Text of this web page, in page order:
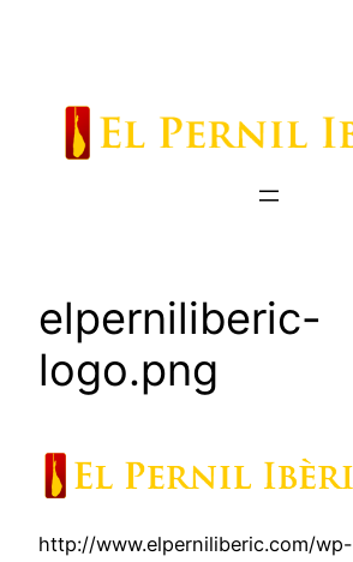
elperniliberic-
logo.png
http://www.elperniliberic.com/wp-